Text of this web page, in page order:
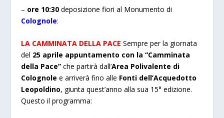
– ore 10:30 deposizione fiori al Monumento di
Colognole:
LA CAMMINATA DELLA PACESempre per la giornata
del 25 aprile appuntamento con la “Camminata
della Pace”che partirà dall’Area Polivalente di
Colognole e arriverà fino alle Fonti dell’Acquedotto
Leopoldino, giunta quest’anno alla sua 15° edizione.
Questo il programma: